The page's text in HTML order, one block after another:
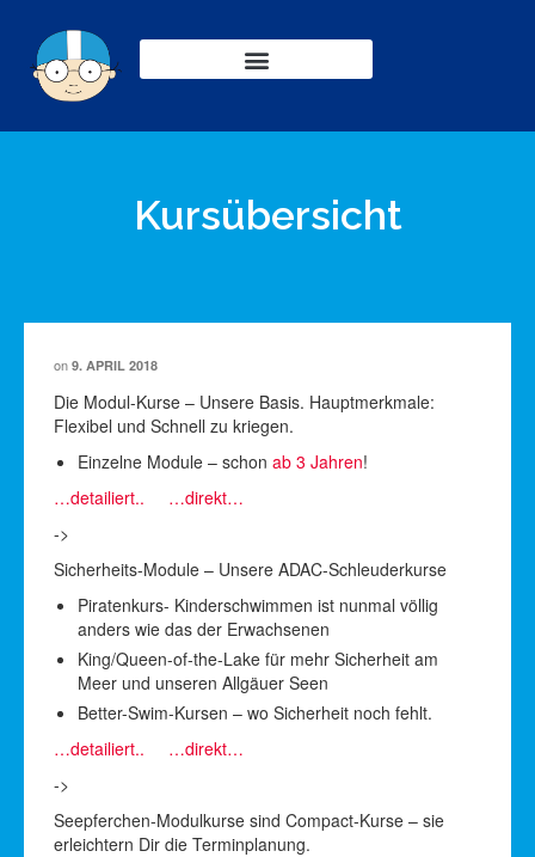
Kursübersicht
on 9. APRIL 2018
Die Modul-Kurse – Unsere Basis. Hauptmerkmale:
Flexibel und Schnell zu kriegen.
Einzelne Module – schon ab 3 Jahren!
…detailiert..
…direkt…
->
Sicherheits-Module – Unsere ADAC-Schleuderkurse
Piratenkurs- Kinderschwimmen ist nunmal völlig
anders wie das der Erwachsenen
King/Queen-of-the-Lake für mehr Sicherheit am
Meer und unseren Allgäuer Seen
Better-Swim-Kursen – wo Sicherheit noch fehlt.
…detailiert..
…direkt…
->
Seepferchen-Modulkurse sind Compact-Kurse – sie
erleichtern Dir die Terminplanung.